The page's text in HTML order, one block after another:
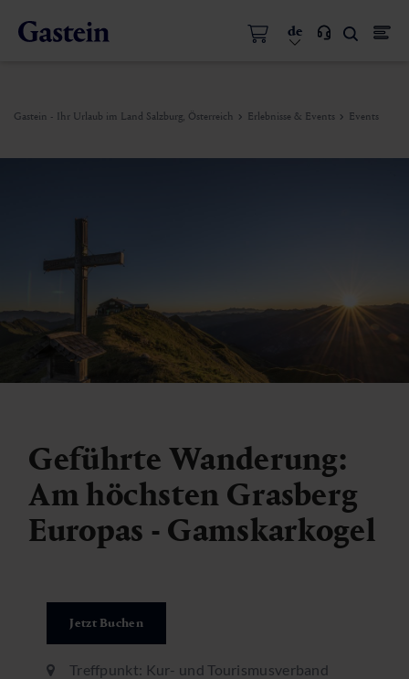
de
Gastein - Ihr Urlaub im Land Salzburg, Österreich Erlebnisse & Events Events
Geführte Wanderung:
Am höchsten Grasberg
Europas - Gamskarkogel
Jetzt Buchen
Treffpunkt: Kur- und Tourismusverband